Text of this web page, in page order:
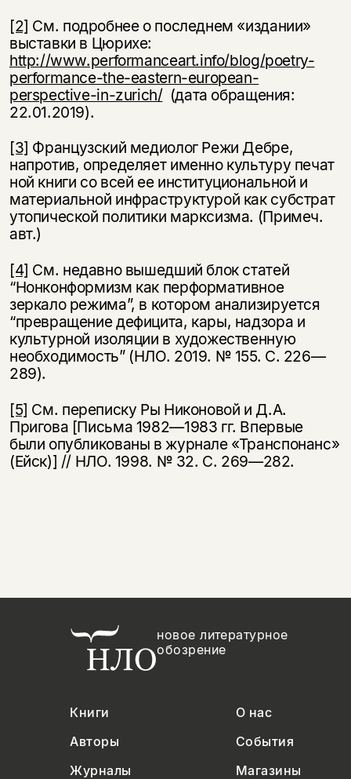
[2] См. подробнее о последнем «издании»
выставки в Цюрихе:
http://www.performanceart.info/blog/poetry-
performance-the-eastern-european-
perspective-in-zurich/(дата обращения:
22.01.2019).
[3] Французский медиолог Режи Дебре,
напротив, определяет именно культуру печат
ной книги со всей ее институциональной и
материальной инфраструктурой как субстрат
утопической политики марксизма. (Примеч.
авт.)
[4] См. недавно вышедший блок статей
“Нонконформизм как перформативное
зеркало режима”, в котором анализируется
“превращение дефицита, кары, надзора и
культурной изоляции в художественную
необходимость” (НЛО. 2019. № 155. С. 226—
289).
[5] См. переписку Ры Никоновой и Д.А.
Пригова [Письма 1982—1983 гг. Впервые
были опубликованы в журнале «Транспонанс»
(Ейск)] // НЛО. 1998. № 32. С. 269—282.
новое литературное
обозрение
Книги
О нас
Авторы
События
Журналы
Магазины